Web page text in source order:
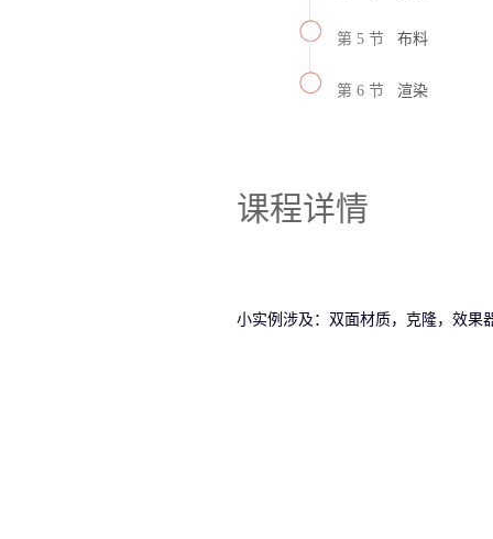
第 5 节 布料
第 6 节 渲染
课程详情
小实例涉及：双面材质，克隆，效果